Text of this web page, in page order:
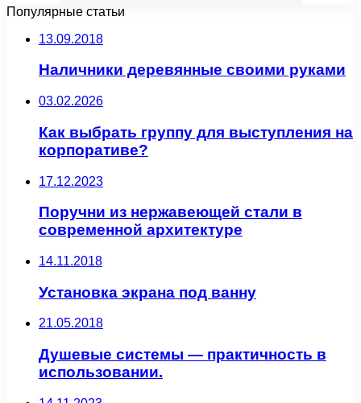
Популярные статьи
13.09.2018
Наличники деревянные своими руками
03.02.2026
Как выбрать группу для выступления на
корпоративе?
17.12.2023
Поручни из нержавеющей стали в
современной архитектуре
14.11.2018
Установка экрана под ванну
21.05.2018
Душевые системы — практичность в
использовании.